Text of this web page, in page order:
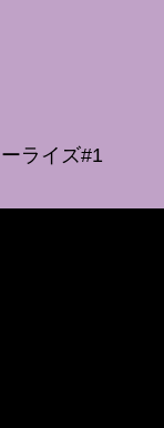
ライズ#1